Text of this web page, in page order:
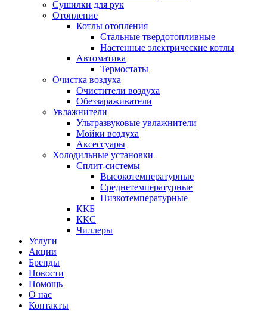
Сушилки для рук
Отопление
Котлы отопления
Стальные твердотопливные
Настенные электрические котлы
Автоматика
Термостаты
Очистка воздуха
Очистители воздуха
Обеззараживатели
Увлажнители
Ультразвуковые увлажнители
Мойки воздуха
Аксессуары
Холодильные установки
Сплит-системы
Высокотемпературные
Среднетемпературные
Низкотемпературные
ККБ
ККС
Чиллеры
Услуги
Акции
Бренды
Новости
Помощь
О нас
Контакты